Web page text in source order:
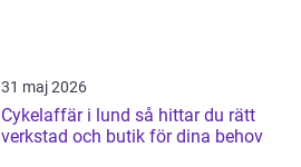
31 maj 2026
Cykelaffär i lund så hittar du rätt
verkstad och butik för dina behov